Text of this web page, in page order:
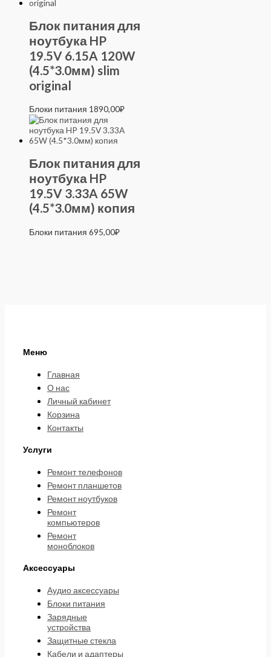
Блок питания для
ноутбука HP
19.5V 6.15A 120W
(4.5*3.0мм) slim
original
Блоки питания 1890,00₽
Блок питания для
ноутбука HP
19.5V 3.33A 65W
(4.5*3.0мм) копия
Блоки питания 695,00₽
Меню
Главная
О нас
Личный кабинет
Корзина
Контакты
Услуги
Ремонт телефонов
Ремонт планшетов
Ремонт ноутбуков
Ремонт
компьютеров
Ремонт
моноблоков
Аксессуары
Аудио аксессуары
Блоки питания
Зарядные
устройства
Защитные стекла
Кабели и адаптеры